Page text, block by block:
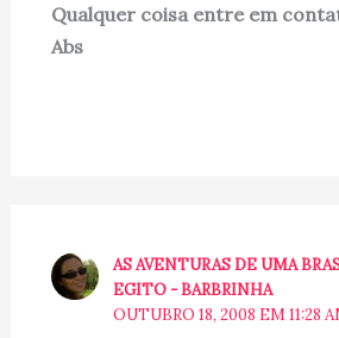
Qualquer coisa entre em
Abs
AS AVENTURAS DE UMA
EGITO - BARBRINHA
OUTUBRO 18, 2008 EM 11:28